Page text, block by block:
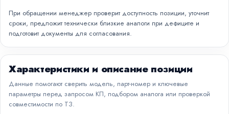
При обращении менеджер проверит доступность позиции, уточнит
сроки, предложит технически близкие аналоги при дефиците и
подготовит документы для согласования.
Характеристики и описание позиции
Данные помогают сверить модель, парт-номер и ключевые
параметры перед запросом КП, подбором аналога или проверкой
совместимости по ТЗ.